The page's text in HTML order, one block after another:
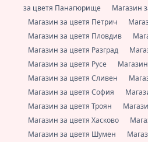
за цветя Панагюрище
Магазин
Магазин за цветя Петрич
Магазин за цветя Пловдив
Магазин за цветя Разград
Магазин за цветя Русе
Магазин за цветя Сливен
Магазин за цветя София
Магазин за цветя Троян
Магазин за цветя Хасково
Магазин за цветя Шумен